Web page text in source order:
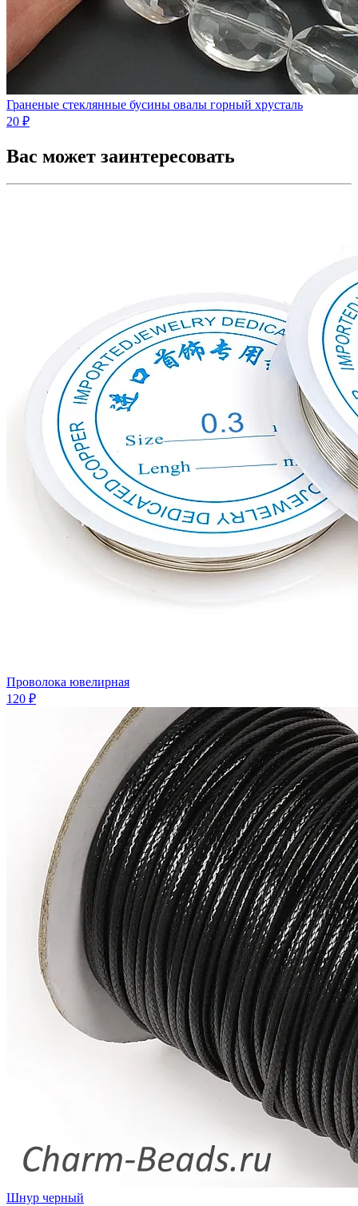
Граненые стеклянные бусины овалы горный хрусталь
20 ₽
Вас может заинтересовать
Проволока ювелирная
120 ₽
Шнур черный